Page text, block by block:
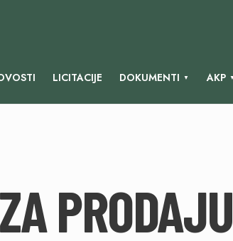
LICITACIJE DOKUMENTI AKP
PRODAJU